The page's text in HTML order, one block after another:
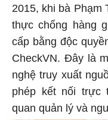
2015, khi bà Phạm
thực chống hàng
cấp bằng độc
CheckVN. Đây là
nghệ truy xuất
phép kết nối trực
quan quản lý và